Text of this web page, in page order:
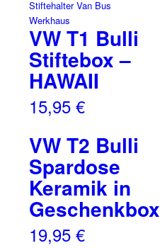
VW T1 Bulli
Stiftebox –
HAWAII
15,95 €
VW T2 Bulli
Spardose
Keramik in
Geschenkbox
19,95 €